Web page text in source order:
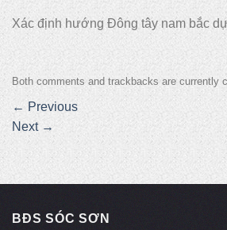
Xác định hướng Đông tây nam bắc
Both comments and trackbacks are currently
← Previous
Next →
BĐS SÓC SƠN